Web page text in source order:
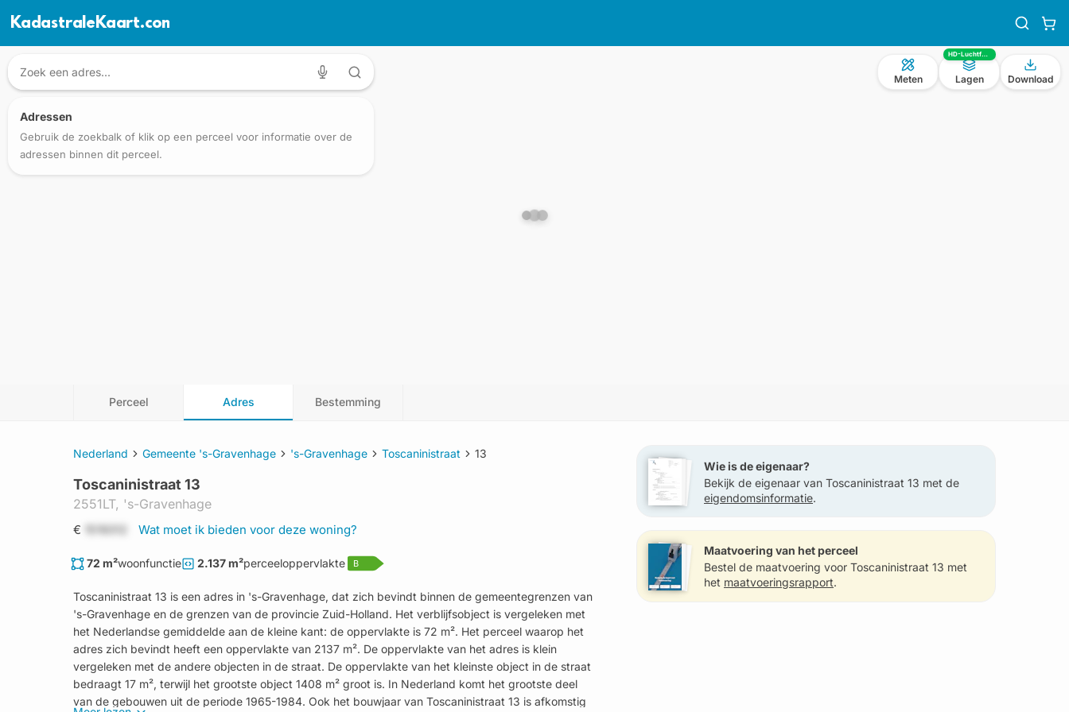
KadastraleKaart.com
Adressen
Gebruik de zoekbalk of klik op een perceel voor informatie over de
adressen binnen dit perceel.
Meten
HD-Luchtfoto
Lagen Download
Perceel Adres Bestemming
Nederland Gemeente 's-Gravenhage 's-Gravenhage Toscaninistraat 13
Toscaninistraat 13
2551LT, 's-Gravenhage
€ 1519312 Wat moet ik bieden voor deze woning?
72 m²woonfunctie 2.137 m²perceeloppervlakte B
Toscaninistraat 13 is een adres in 's-Gravenhage, dat zich bevindt binnen de gemeentegrenzen van
's-Gravenhage en de grenzen van de provincie Zuid-Holland. Het verblijfsobject is vergeleken met
het Nederlandse gemiddelde aan de kleine kant: de oppervlakte is 72 m². Het perceel waarop het
adres zich bevindt heeft een oppervlakte van 2137 m². De oppervlakte van het adres is klein
vergeleken met de andere objecten in de straat. De oppervlakte van het kleinste object in de straat
bedraagt 17 m², terwijl het grootste object 1408 m² groot is. In Nederland komt het grootste deel
van de gebouwen uit de periode 1965-1984. Ook het bouwjaar van Toscaninistraat 13 is afkomstig
Wie is de eigenaar?
Bekijk de eigenaar van Toscaninistraat 13 met de
eigendomsinformatie.
Maatvoering van het perceel
Bestel de maatvoering voor Toscaninistraat 13 met
het maatvoeringsrapport.